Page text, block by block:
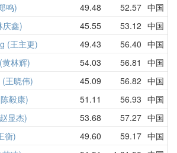
鸣) 49.48 52.57 中国
庆鑫) 45.55 53.12 中国
(王主更) 49.43 56.40 中国
林辉) 54.03 56.81 中国
王晓伟) 45.09 56.82 中国
毅康) 51.11 56.93 中国
显杰) 53.68 57.27 中国
衡) 49.60 59.17 中国